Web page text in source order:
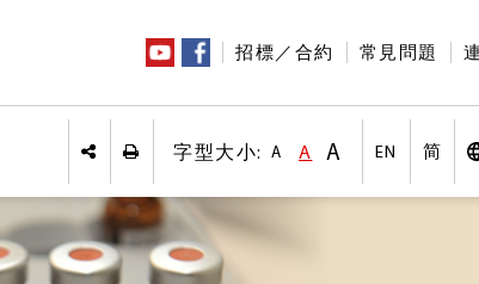
招標／合約 常見問題
分享於社交平台
列印 字型大小: A字型大小:較小字體
A字型大小:預設字
A字型大小:較
EN 简